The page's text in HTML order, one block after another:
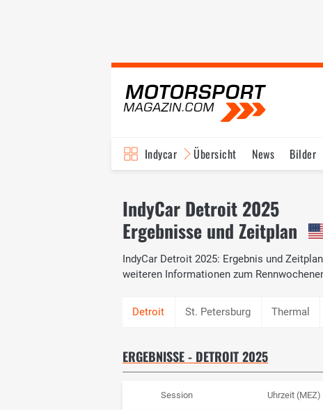
Indycar Übersicht News Bilder
IndyCar Detroit 2025
Ergebnisse und Zeitplan
IndyCar Detroit 2025: Ergebnis und
weiteren Informationen zum
St. Petersburg Thermal
ERGEBNISSE - DETROIT 2025
Session Uhrzeit (MEZ)